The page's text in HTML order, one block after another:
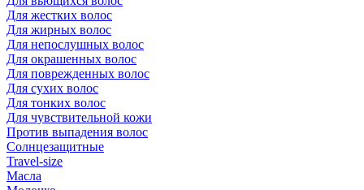
Для жестких волос
Для жирных волос
Для непослушных волос
Для окрашенных волос
Для поврежденных волос
Для сухих волос
Для тонких волос
Для чувствительной кожи
Против выпадения волос
Солнцезащитные
Travel-size
Масла